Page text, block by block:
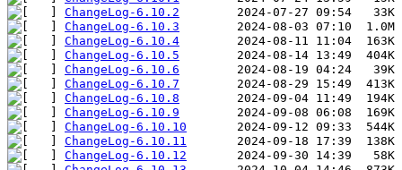
ChangeLog-6.10.2
ChangeLog-6.10.3
ChangeLog-6.10.4
ChangeLog-6.10.5
ChangeLog-6.10.6
ChangeLog-6.10.7
ChangeLog-6.10.8
ChangeLog-6.10.9
ChangeLog-6.10.10
ChangeLog-6.10.11
ChangeLog-6.10.12